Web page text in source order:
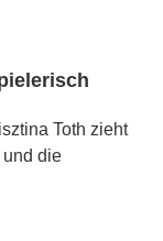
Toth zieht
die